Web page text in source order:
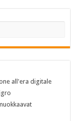
all'era digitale